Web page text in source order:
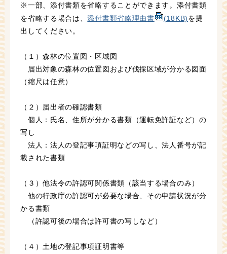
※一部、添付書類を省略することができます。添付書類
を省略する場合は、添付書類省略理由書 (18KB)を提
出してください。
（１）森林の位置図・区域図
届出対象の森林の位置図および伐採区域が分かる図面
（縮尺は任意）
（２）届出者の確認書類
個人：氏名、住所が分かる書類（運転免許証など）の
写し
法人：法人の登記事項証明などの写し、法人番号が記
載された書類
（３）他法令の許認可関係書類（該当する場合のみ）
他の行政庁の許認可が必要な場合、その申請状況が分
かる書類
（許認可後の場合は許可書の写しなど）
（４）土地の登記事項証明書等